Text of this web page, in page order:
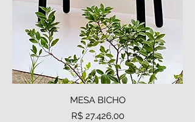
MESA BICHO
Preço
R$ 27.426,00